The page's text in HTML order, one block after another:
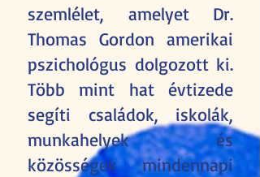
szemlélet, amelyet Dr.
Thomas Gordon amerikai
pszichológus dolgozott ki.
Több mint hat évtizede
segíti családok, iskolák,
munkahelyek és
közösségek mindennapi